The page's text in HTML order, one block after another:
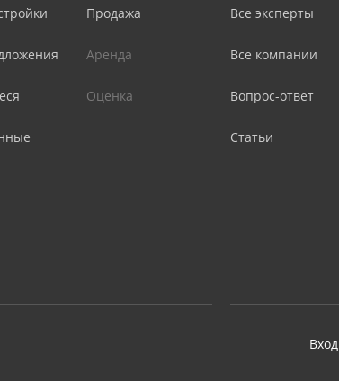
Продажа
Аренда
Оценка
Все эксперты
Все компании
Вопрос-ответ
Статьи
Вход